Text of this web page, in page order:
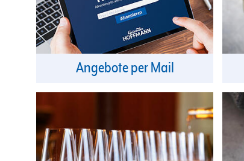
Angebote per Mail